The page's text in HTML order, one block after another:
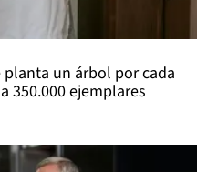
un árbol por cada
350.000 ejemplares